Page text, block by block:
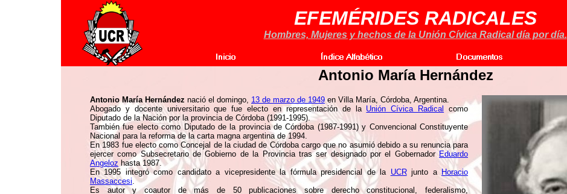
EFEMÉRIDES RADICALES
Hombres, Mujeres y hechos de la Unión Cívica Radical día por día.
Antonio María Hernández
Antonio María Hernández nació el domingo, 13 de marzo de 1949 en Villa María, Córdoba, Argentina.
Abogado y docente universitario que fue electo en representación de la Unión Cívica Radical
como
Diputado de la Nación por la provincia de Córdoba (1991-1995).
También fue electo como Diputado de la provincia de Córdoba (1987-1991) y Convencional Constituyente
Nacional para la reforma de la carta magna argentina de 1994.
En 1983 fue electo como Concejal de la ciudad de Córdoba cargo que no asumió debido a su renuncia para
ejercer como Subsecretario de Gobierno de la Provincia tras ser designado por el Gobernador Eduardo
Angeloz hasta 1987.
En 1995 integró como candidato a vicepresidente la fórmula presidencial de la UCRjunto a Horacio
Massaccesi.
Es autor y coautor de más de 50 publicaciones sobre derecho constitucional, federalismo,